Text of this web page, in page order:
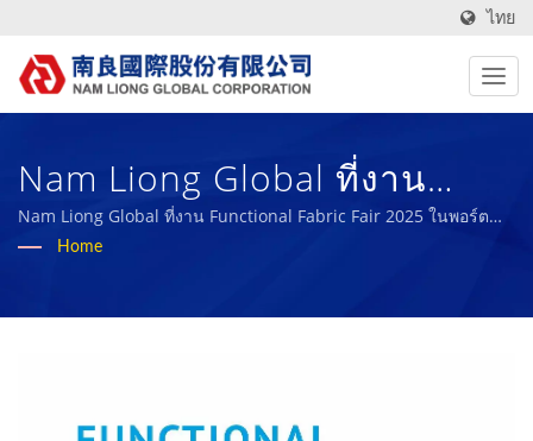
ไทย
Nam Liong Global ที่งาน
Functional Fabric Fair 2025
เทคนิคและฟองน้ำยางชีวภาพ
| Nam Liong
Nam Liong Global ที่งาน Functional Fabric Fair 2025 ในพอร์ต
แลนด์Home